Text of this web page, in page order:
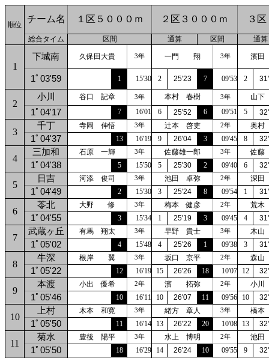
順位
チーム名 １区５０００ｍ ２区３０００ｍ ３
総合タイム 区間 通算 区間 通算
1
下城南 久保田大貴 3年 一門 翔 3年 濱田
1ﾟ03'59 1 15'30 2 25'23 7 09'53 2
2
小川 谷口 記章 3年 本村 春樹 3年 山
1ﾟ04'17 7 16'01 6 25'52 6 09'51 5
3
千丁 寺岡 伸悟 3年 辻本 啓吏 2年 奥村
1ﾟ04'37 13 16'19 9 26'04 3 09'45 8
4
三加和 石原 一輝 3年 佐藤雄一郎 3年 佐
1ﾟ04'38 5 15'50 5 25'30 2 09'40 6
5
日吉 河添 俊司 3年 池田 卓弥 2年 深田
1ﾟ04'49 2 15'30 3 25'24 8 09'54 1
6
苓北 大野 修 3年 梅本 健彦 2年 荒
1ﾟ04'55 3 15'34 1 25'19 3 09'45 4
7
武蔵ヶ丘 有馬 翔太 3年 早野 貴士 3年 木山
1ﾟ05'02 4 15'48 4 25'26 1 09'38 3
8
牛深 根岸 翼 3年 坂口 京平 2年 森山
1ﾟ05'22 12 16'19 15 26'26 18 10'07 12
9
本渡 小出 優希 2年 濱 拓弥 2年 小川
1ﾟ05'46 10 16'11 10 26'07 11 09'56 10
10
上村 木本 和寛 3年 緒方 章人 3年 橋本
1ﾟ05'50 11 16'14 13 26'22 20 10'08 13
11
菊水 豊後 陽平 3年 水上 博明 2年 池田
1ﾟ05'50 18 16'29 14 26'24 10 09'55 9